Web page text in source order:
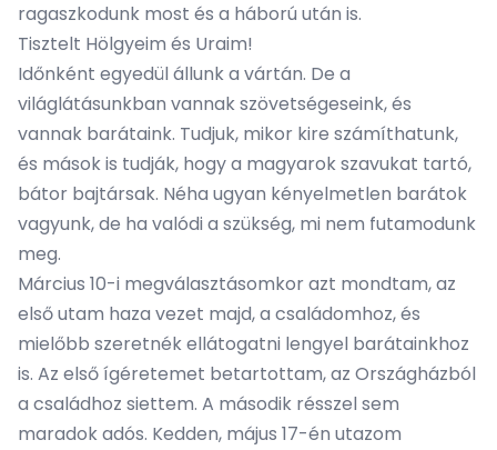
ragaszkodunk most és a háború után is.
Tisztelt Hölgyeim és Uraim!
Időnként egyedül állunk a vártán. De a
világlátásunkban vannak szövetségeseink, és
vannak barátaink. Tudjuk, mikor kire számíthatunk,
és mások is tudják, hogy a magyarok szavukat tartó,
bátor bajtársak. Néha ugyan kényelmetlen barátok
vagyunk, de ha valódi a szükség, mi nem futamodunk
meg.
Március 10-i megválasztásomkor azt mondtam, az
első utam haza vezet majd, a családomhoz, és
mielőbb szeretnék ellátogatni lengyel barátainkhoz
is. Az első ígéretemet betartottam, az Országházból
a családhoz siettem. A második résszel sem
maradok adós. Kedden, május 17-én utazom